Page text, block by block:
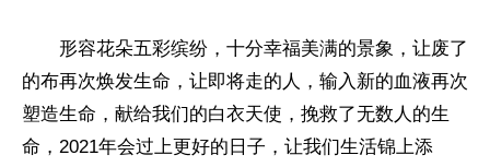
形容花朵五彩缤纷，十分幸福美满的景象，让废了
的布再次焕发生命，让即将走的人，输入新的血液再次
塑造生命，献给我们的白衣天使，挽救了无数人的生
命，2021年会过上更好的日子，让我们生活锦上添